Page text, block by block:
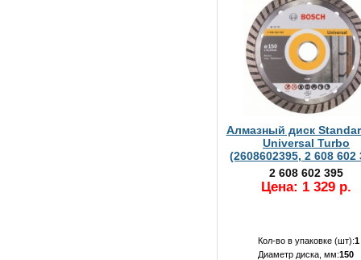
Алмазный диск
Universal Turbo
(2608602395, 2 608 602
2 608 602 395
Цена: 1 329 р.
Кол-во в упаковке (шт):1
Диаметр диска, мм:150